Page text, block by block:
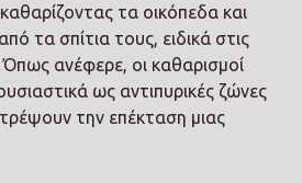
τα οικόπεδα και
τα σπίτια τους, ειδικά στις
Όπως ανέφερε, οι καθαρισμοί
ως αντιπυρικές ζώνες
την επέκταση μιας